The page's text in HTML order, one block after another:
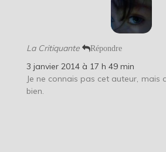
La Critiquante Répondre
3 janvier 2014 à 17 h 49 min
Je ne connais pas cet auteur, mais
bien.